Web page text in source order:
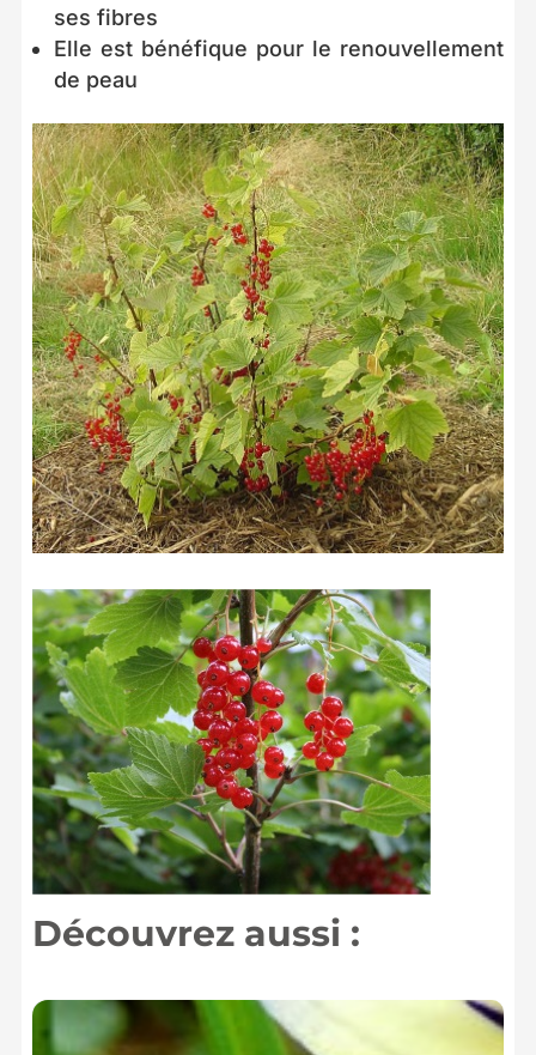
ses fibres
Elle est bénéfique pour le renouvellement
de peau
Découvrez aussi :